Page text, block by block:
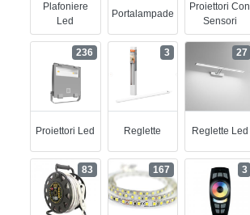
Plafoniere
Led
Portalampade
Proiettori Con
Sensori
Proiettori Led
236
Reglette
3
Reglette Led
27
83 167 3